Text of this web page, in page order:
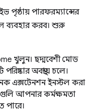
পৃষ্ঠায় পারফরম্যান্সের
ব্যবহার করব। শুরু
খুলুন। ছদ্মবেশী মোড
অবস্থায় চলে।
এক্সটেনশন ইনস্টল করা
আপনার কর্মক্ষমতা
পারে।